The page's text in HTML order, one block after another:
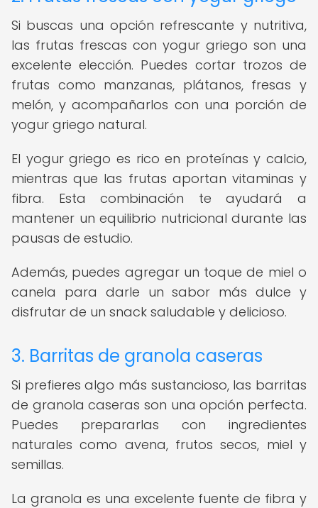
Si buscas una opción refrescante y nutritiva,
las frutas frescas con yogur griego son una
excelente elección. Puedes cortar trozos de
frutas como manzanas, plátanos, fresas y
melón, y acompañarlos con una porción de
yogur griego natural.
El yogur griego es rico en proteínas y calcio,
mientras que las frutas aportan vitaminas y
fibra. Esta combinación te ayudará a
mantener un equilibrio nutricional durante las
pausas de estudio.
Además, puedes agregar un toque de miel o
canela para darle un sabor más dulce y
disfrutar de un snack saludable y delicioso.
3. Barritas de granola caseras
Si prefieres algo más sustancioso, las barritas
de granola caseras son una opción perfecta.
Puedes prepararlas con ingredientes
naturales como avena, frutos secos, miel y
semillas.
La granola es una excelente fuente de fibra y